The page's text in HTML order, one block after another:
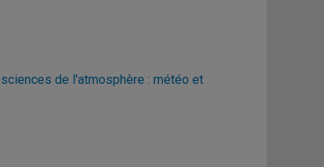
de l'atmosphère : météo et